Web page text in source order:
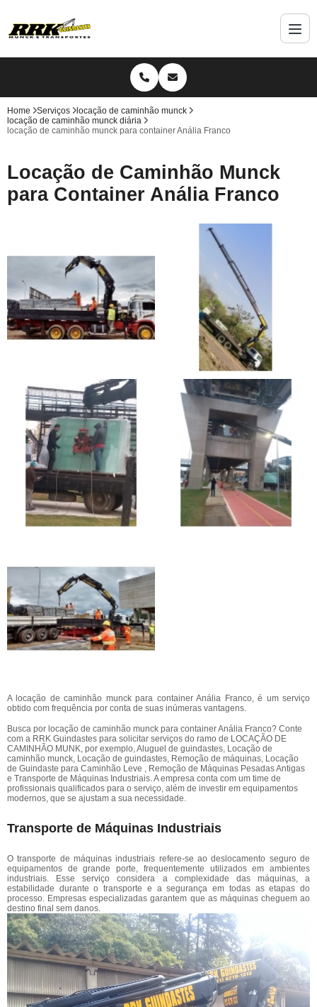
Home Serviços
locação de caminhão munck
locação de caminhão munck diária
locação de caminhão munck para container Anália Franco
Locação de Caminhão Munck
para Container Anália Franco
A locação de caminhão munck para container Anália Franco, é um serviço
obtido com frequência por conta de suas inúmeras vantagens.
Busca por locação de caminhão munck para container Anália Franco? Conte
com a RRK Guindastes para solicitar serviços do ramo de LOCAÇÃO DE
CAMINHÃO MUNK, por exemplo, Aluguel de guindastes, Locação de
caminhão munck, Locação de guindastes, Remoção de máquinas, Locação
de Guindaste para Caminhão Leve , Remoção de Máquinas Pesadas Antigas
e Transporte de Máquinas Industriais. A empresa conta com um time de
profissionais qualificados para o serviço, além de investir em equipamentos
modernos, que se ajustam a sua necessidade.
Transporte de Máquinas Industriais
O transporte de máquinas industriais refere-se ao deslocamento seguro de
equipamentos de grande porte, frequentemente utilizados em ambientes
industriais. Esse serviço considera a complexidade das máquinas, a
estabilidade durante o transporte e a segurança em todas as etapas do
processo. Empresas especializadas garantem que as máquinas cheguem ao
destino final sem danos.